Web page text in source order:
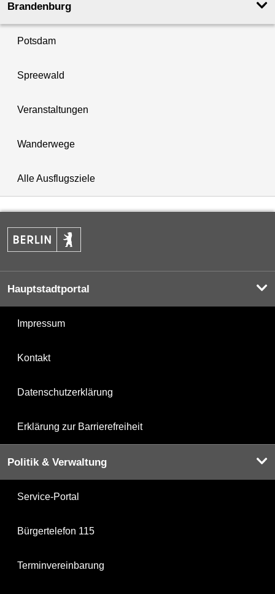
Brandenburg
Potsdam
Spreewald
Veranstaltungen
Wanderwege
Alle Ausflugsziele
Hauptstadtportal
Impressum
Kontakt
Datenschutzerklärung
Erklärung zur Barrierefreiheit
Politik & Verwaltung
Service-Portal
Bürgertelefon 115
Terminvereinbarung